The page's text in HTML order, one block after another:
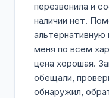
перезвонила и
наличии нет.
меня по всем
цена хорошая.
обещали,
обнаружил,